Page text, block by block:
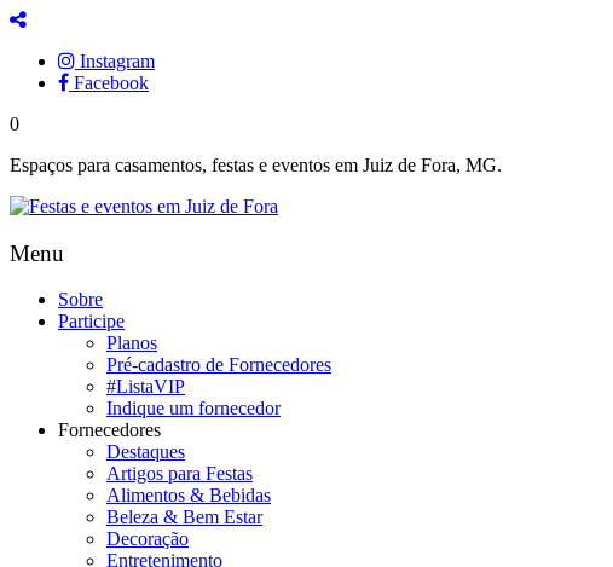
Instagram
Facebook
0
Espaços para casamentos, festas e eventos em Juiz de Fora, MG.
Menu
Sobre
Participe
Planos
Pré-cadastro de Fornecedores
#ListaVIP
Indique um fornecedor
Fornecedores
Destaques
Artigos para Festas
Alimentos & Bebidas
Beleza & Bem Estar
Decoração
Entretenimento